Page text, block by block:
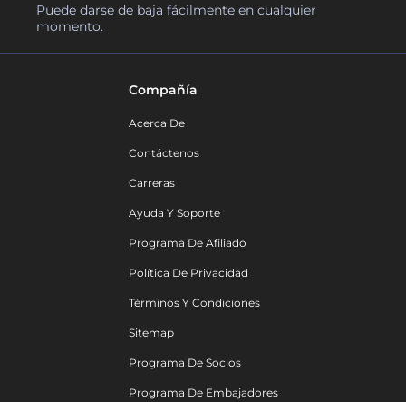
Puede darse de baja fácilmente en cualquier
momento.
Compañía
Acerca De
Contáctenos
Carreras
Ayuda Y Soporte
Programa De Afiliado
Política De Privacidad
Términos Y Condiciones
Sitemap
Programa De Socios
Programa De Embajadores